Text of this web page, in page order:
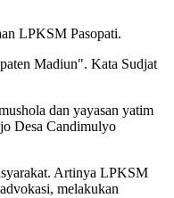
LPKSM Pasopati.
Madiun". Kata Sudjat
dan yayasan yatim
Desa Candimulyo
Artinya LPKSM
melakukan